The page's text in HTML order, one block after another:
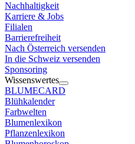
Nachhaltigkeit
Karriere & Jobs
Filialen
Barrierefreiheit
Nach Österreich versenden
In die Schweiz versenden
Sponsoring
Wissenswertes
BLUMECARD
Blühkalender
Farbwelten
Blumenlexikon
Pflanzenlexikon